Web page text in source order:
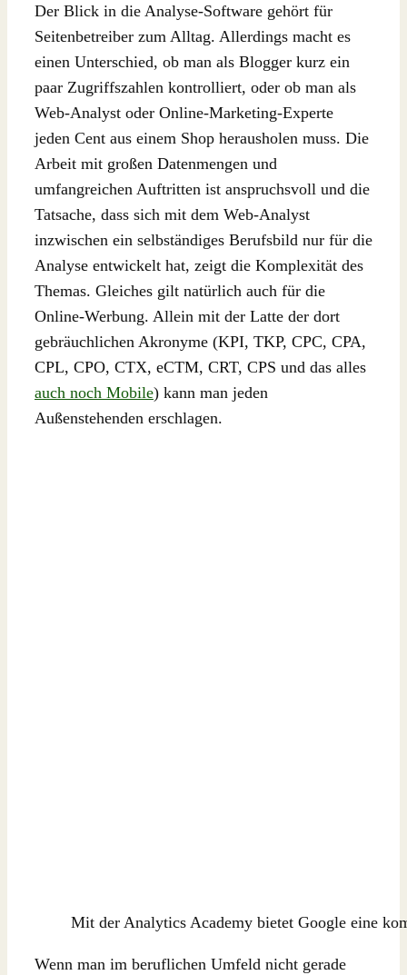
Der Blick in die Analyse-Software gehört für
Seitenbetreiber zum Alltag. Allerdings macht es
einen Unterschied, ob man als Blogger kurz ein
paar Zugriffszahlen kontrolliert, oder ob man als
Web-Analyst oder Online-Marketing-Experte
jeden Cent aus einem Shop herausholen muss. Die
Arbeit mit großen Datenmengen und
umfangreichen Auftritten ist anspruchsvoll und die
Tatsache, dass sich mit dem Web-Analyst
inzwischen ein selbständiges Berufsbild nur für die
Analyse entwickelt hat, zeigt die Komplexität des
Themas. Gleiches gilt natürlich auch für die
Online-Werbung. Allein mit der Latte der dort
gebräuchlichen Akronyme (KPI, TKP, CPC, CPA,
CPL, CPO, CTX, eCTM, CRT, CPS und das alles
auch noch Mobile) kann man jeden
Außenstehenden erschlagen.
Mit der Analytics Academy bietet Google eine
Wenn man im beruflichen Umfeld nicht gerade